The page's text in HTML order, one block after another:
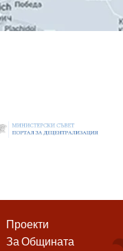
Проекти
За Общината